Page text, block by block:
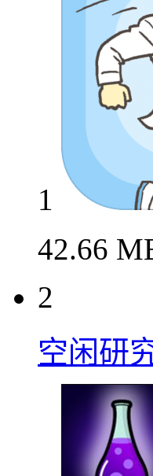
1
42.66
2
空闲研